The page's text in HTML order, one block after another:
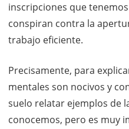
inscripciones que
conspiran contra la
trabajo eficiente.
Precisamente, para
mentales son nocivos y
suelo relatar ejemplos de
conocemos, pero es muy